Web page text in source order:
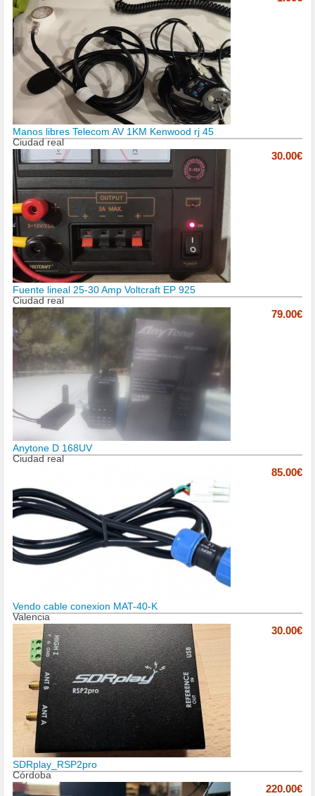
Manos libres Telecom AV 1KM Kenwood rj 45
Ciudad real
30.00€
Fuente lineal 25-30 Amp Voltcraft EP 925
Ciudad real
79.00€
Anytone D 168UV
Ciudad real
85.00€
Vendo cable conexion MAT-40-K
Valencia
30.00€
SDRplay_RSP2pro
Córdoba
220.00€